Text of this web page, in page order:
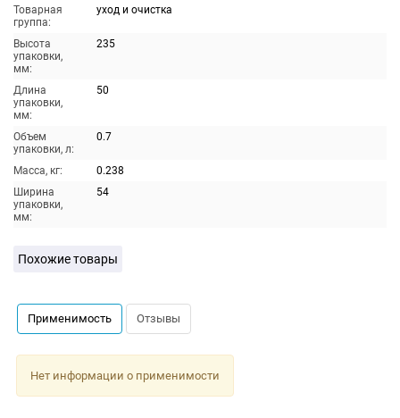
Товарная
группа:
уход и очистка
Высота
упаковки,
мм:
235
Длина
упаковки,
мм:
50
Объем
упаковки, л:
0.7
Масса, кг:
0.238
Ширина
упаковки,
мм:
54
Похожие товары
Применимость Отзывы
Нет информации о применимости